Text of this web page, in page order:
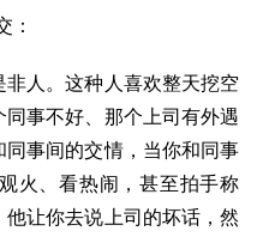
：
人。这种人喜欢整天挖空
事不好、那个上司有外遇
事间的交情，当你和同事
火、看热闹，甚至拍手称
让你去说上司的坏话，然